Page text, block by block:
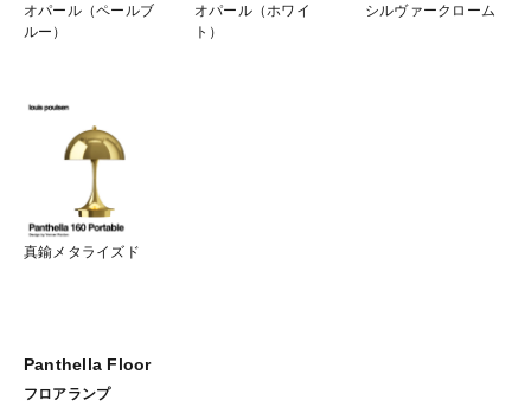
オパール（ペールブ
ルー）
オパール（ホワイ
ト）
シルヴァークローム
真鍮メタライズド
Panthella Floor
フロアランプ